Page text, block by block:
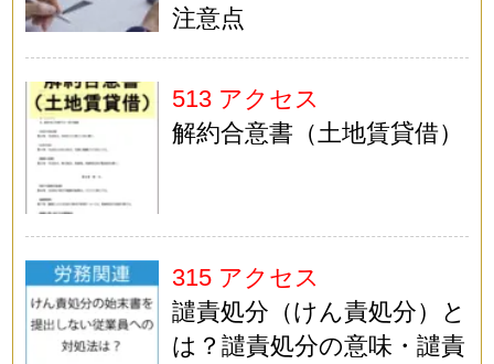
注意点
513 アクセス
解約合意書（土地賃貸借）
315 アクセス
譴責処分（けん責処分）と
は？譴責処分の意味・譴責